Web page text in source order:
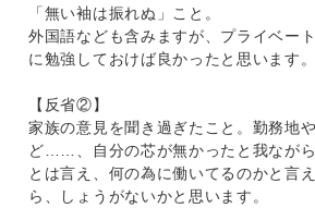
「無い袖は振れぬ」こと。
外国語なども含みますが、プライベー
に勉強しておけば良かったと思います。
【反省②】
家族の意見を聞き過ぎたこと。勤務地
ど……、自分の芯が無かったと我ながら
とは言え、何の為に働いてるのかと言
ら、しょうがないかと思います。